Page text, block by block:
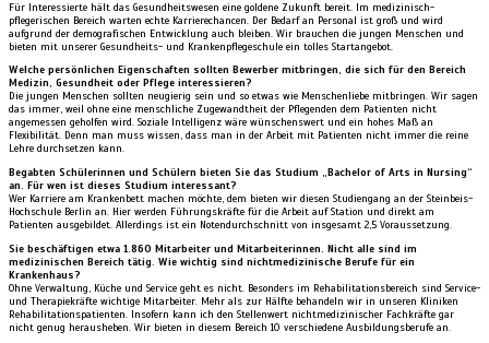
Für Interessierte hält das Gesundheitswesen eine goldene Zukunft bereit. Im medizinisch-
pflegerischen Bereich warten echte Karrierechancen. Der Bedarf an Personal ist groß und wird
aufgrund der demografischen Entwicklung auch bleiben. Wir brauchen die jungen Menschen und
bieten mit unserer Gesundheits- und Krankenpflegeschule ein tolles Startangebot.
Welche persönlichen Eigenschaften sollten Bewerber mitbringen, die sich für den Bereich
Medizin, Gesundheit oder Pflege interessieren?
Die jungen Menschen sollten neugierig sein und so etwas wie Menschenliebe mitbringen. Wir sagen
das immer, weil ohne eine menschliche Zugewandtheit der Pflegenden dem Patienten nicht
angemessen geholfen wird. Soziale Intelligenz wäre wünschenswert und ein hohes Maß an
Flexibilität. Denn man muss wissen, dass man in der Arbeit mit Patienten nicht immer die reine
Lehre durchsetzen kann.
Begabten Schülerinnen und Schülern bieten Sie das Studium „Bachelor of Arts in Nursing“
an. Für wen ist dieses Studium interessant?
Wer Karriere am Krankenbett machen möchte, dem bieten wir diesen Studiengang an der Steinbeis-
Hochschule Berlin an. Hier werden Führungskräfte für die Arbeit auf Station und direkt am
Patienten ausgebildet. Allerdings ist ein Notendurchschnitt von insgesamt 2,5 Voraussetzung.
Sie beschäftigen etwa 1.860 Mitarbeiter und Mitarbeiterinnen. Nicht alle sind im
medizinischen Bereich tätig. Wie wichtig sind nichtmedizinische Berufe für ein
Krankenhaus?
Ohne Verwaltung, Küche und Service geht es nicht. Besonders im Rehabilitationsbereich sind Service-
und Therapiekräfte wichtige Mitarbeiter. Mehr als zur Hälfte behandeln wir in unseren Kliniken
Rehabilitationspatienten. Insofern kann ich den Stellenwert nichtmedizinischer Fachkräfte gar
nicht genug herausheben. Wir bieten in diesem Bereich 10 verschiedene Ausbildungsberufe an.